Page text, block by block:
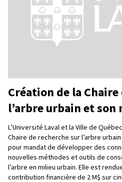
Création de la
l’arbre urbain et son
L’Université Laval et la Ville de
Chaire de recherche sur l’arbre
pour mandat de développer des
nouvelles méthodes et outils de
l’arbre en milieu urbain. Elle est
contribution financière de 2 M$ sur